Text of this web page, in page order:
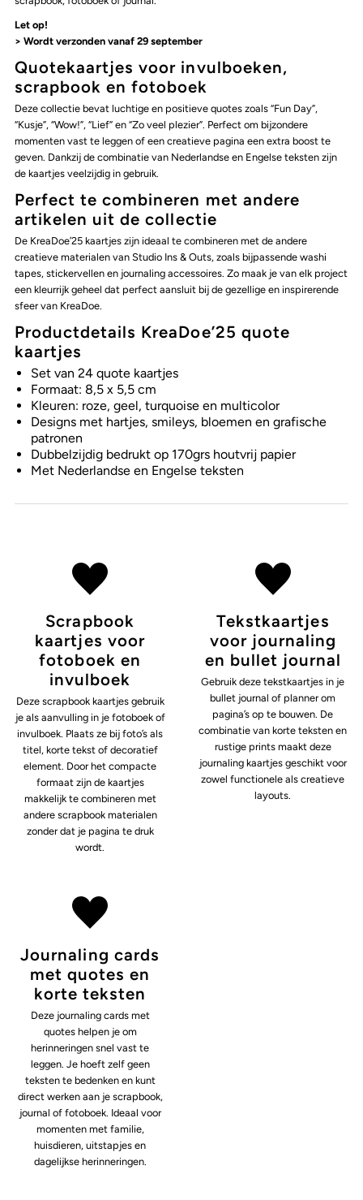
Let op!
> Wordt verzonden vanaf 29 september
Quotekaartjes voor invulboeken,
scrapbook en fotoboek
Deze collectie bevat luchtige en positieve quotes zoals “Fun Day”,
“Kusje”, “Wow!”, “Lief” en “Zo veel plezier”. Perfect om bijzondere
momenten vast te leggen of een creatieve pagina een extra boost te
geven. Dankzij de combinatie van Nederlandse en Engelse teksten zijn
de kaartjes veelzijdig in gebruik.
Perfect te combineren met andere
artikelen uit de collectie
De KreaDoe’25 kaartjes zijn ideaal te combineren met de andere
creatieve materialen van Studio Ins & Outs, zoals bijpassende washi
tapes, stickervellen en journaling accessoires. Zo maak je van elk project
een kleurrijk geheel dat perfect aansluit bij de gezellige en inspirerende
sfeer van KreaDoe.
Productdetails KreaDoe’25 quote
kaartjes
Set van 24 quote kaartjes
Formaat: 8,5 x 5,5 cm
Kleuren: roze, geel, turquoise en multicolor
Designs met hartjes, smileys, bloemen en grafische
patronen
Dubbelzijdig bedrukt op 170grs houtvrij papier
Met Nederlandse en Engelse teksten
Scrapbook
kaartjes voor
fotoboek en
invulboek
Deze scrapbook kaartjes gebruik
je als aanvulling in je fotoboek of
invulboek. Plaats ze bij foto’s als
titel, korte tekst of decoratief
element. Door het compacte
formaat zijn de kaartjes
makkelijk te combineren met
andere scrapbook materialen
zonder dat je pagina te druk
wordt.
Tekstkaartjes
voor journaling
en bullet journal
Gebruik deze tekstkaartjes in je
bullet journal of planner om
pagina’s op te bouwen. De
combinatie van korte teksten en
rustige prints maakt deze
journaling kaartjes geschikt voor
zowel functionele als creatieve
layouts.
Journaling cards
met quotes en
korte teksten
Deze journaling cards met
quotes helpen je om
herinneringen snel vast te
leggen. Je hoeft zelf geen
teksten te bedenken en kunt
direct werken aan je scrapbook,
journal of fotoboek. Ideaal voor
momenten met familie,
huisdieren, uitstapjes en
dagelijkse herinneringen.